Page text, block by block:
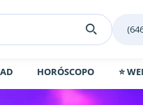
HORÓSCOPO ⭐